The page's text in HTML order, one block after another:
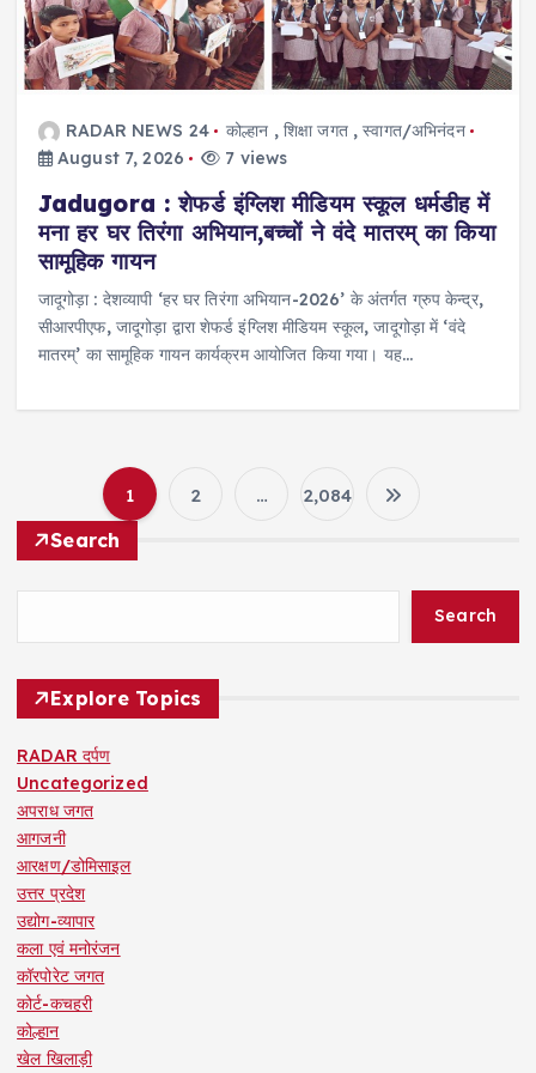
RADAR NEWS 24 कोल्हान ,शिक्षा जगत,स्वागत/अभिनंदन
August 7, 2026
7 views
Jadugora : शेफर्ड इंग्लिश मीडियम स्कूल धर्मडीह में
मना हर घर तिरंगा अभियान,बच्चों ने वंदे मातरम् का किया
सामूहिक गायन
जादूगोड़ा : देशव्यापी ‘हर घर तिरंगा अभियान-2026’ के अंतर्गत ग्रुप केन्द्र,
सीआरपीएफ, जादूगोड़ा द्वारा शेफर्ड इंग्लिश मीडियम स्कूल, जादूगोड़ा में ‘वंदे
मातरम्’ का सामूहिक गायन कार्यक्रम आयोजित किया गया। यह…
P
o
s
1 2 … 2,084
Search
Search
Explore Topics
RADAR दर्पण
Uncategorized
अपराध जगत
आगजनी
आरक्षण/डोमिसाइल
उत्तर प्रदेश
उद्योग-व्यापार
कला एवं मनोरंजन
कॉरपोरेट जगत
कोर्ट-कचहरी
कोल्हान
खेल खिलाड़ी